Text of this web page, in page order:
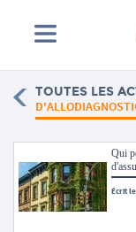
TOUTES LES
Qui
Écrit